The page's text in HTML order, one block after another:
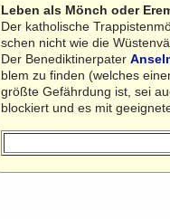
Leben als Mönch oder
Der katholische
schen nicht wie die
Der Benediktinerpater
blem zu finden (welches
größte Gefährdung ist, sei
blockiert und es mit